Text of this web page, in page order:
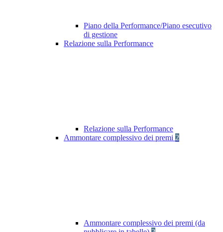
Piano della Performance/Piano esecutivo
di gestione
Relazione sulla Performance
Relazione sulla Performance
Ammontare complessivo dei premi 2
Ammontare complessivo dei premi (da